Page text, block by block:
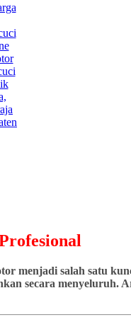
menjadi salah satu
secara menyeluruh.